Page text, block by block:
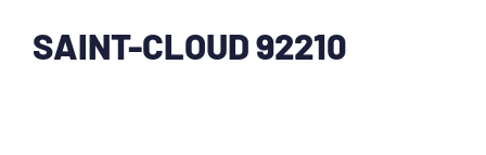
SAINT-CLOUD 92210